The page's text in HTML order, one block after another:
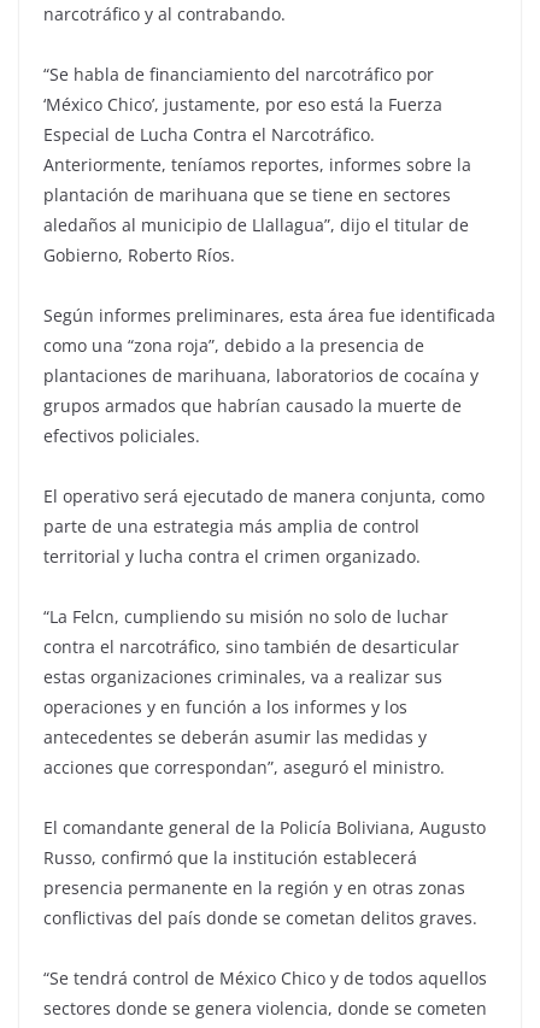
narcotráfico y al contrabando.
“Se habla de financiamiento del narcotráfico por
‘México Chico’, justamente, por eso está la Fuerza
Especial de Lucha Contra el Narcotráfico.
Anteriormente, teníamos reportes, informes sobre la
plantación de marihuana que se tiene en sectores
aledaños al municipio de Llallagua”, dijo el titular de
Gobierno, Roberto Ríos.
Según informes preliminares, esta área fue identificada
como una “zona roja”, debido a la presencia de
plantaciones de marihuana, laboratorios de cocaína y
grupos armados que habrían causado la muerte de
efectivos policiales.
El operativo será ejecutado de manera conjunta, como
parte de una estrategia más amplia de control
territorial y lucha contra el crimen organizado.
“La Felcn, cumpliendo su misión no solo de luchar
contra el narcotráfico, sino también de desarticular
estas organizaciones criminales, va a realizar sus
operaciones y en función a los informes y los
antecedentes se deberán asumir las medidas y
acciones que correspondan”, aseguró el ministro.
El comandante general de la Policía Boliviana, Augusto
Russo, confirmó que la institución establecerá
presencia permanente en la región y en otras zonas
conflictivas del país donde se cometan delitos graves.
“Se tendrá control de México Chico y de todos aquellos
sectores donde se genera violencia, donde se cometen